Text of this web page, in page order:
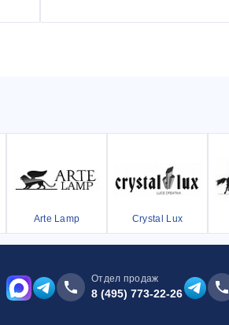
Arte Lamp Crystal Lux
Отдел продаж
8 (495) 773-22-26